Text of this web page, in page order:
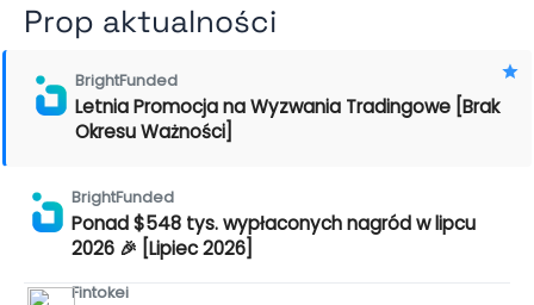
Prop aktualności
BrightFunded
Letnia Promocja na Wyzwania Tradingowe [Brak
Okresu Ważności]
BrightFunded
Ponad $548 tys. wypłaconych nagród w lipcu
2026 🎉 [Lipiec 2026]
Fintokei